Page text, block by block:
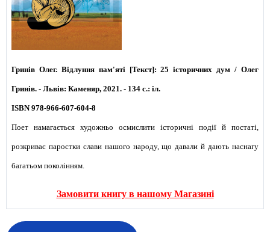
Гринів Олег. Відлуння пам'яті [Текст]: 25 історичних дум / Олег
Гринів. - Львів: Каменяр, 2021. - 134 с.: іл.
ISBN 978-966-607-604-8
Поет намагається художньо осмислити історичні події й постаті,
розкриває паростки слави нашого народу, що давали й дають наснагу
багатьом поколінням.
Замовити книгу в нашому Магазині